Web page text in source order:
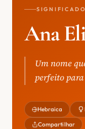
Ana
Um nome
perfeito
Hebraica
Compartilhar